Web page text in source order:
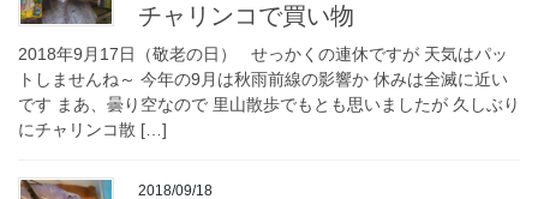
チャリンコで買い物
2018年9月17日（敬老の日） せっかくの連休ですが 天気はパッ
トしませんね～ 今年の9月は秋雨前線の影響か 休みは全滅に近い
です まあ、曇り空なので 里山散歩でもとも思いましたが 久しぶり
にチャリンコ散 […]
2018/09/18